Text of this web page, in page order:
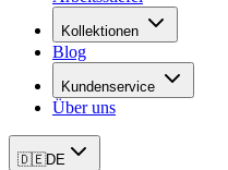
Kollektionen
Blog
Kundenservice
Über uns
🇩🇪DE